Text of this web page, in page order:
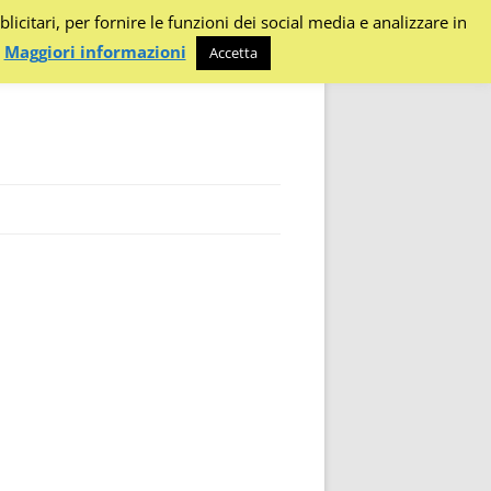
per fornire le funzioni dei social media e analizzare in
Maggiori informazioni Accetta